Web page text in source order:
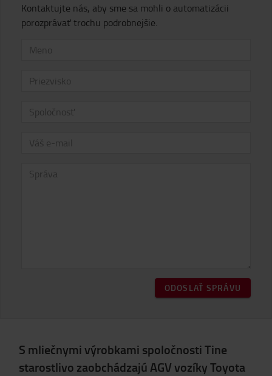
Kontaktujte nás, aby sme sa mohli o automatizácii
porozprávať trochu podrobnejšie.
ODOSLAŤ SPRÁVU
S mliečnymi výrobkami spoločnosti Tine
starostlivo zaobchádzajú AGV vozíky Toyota